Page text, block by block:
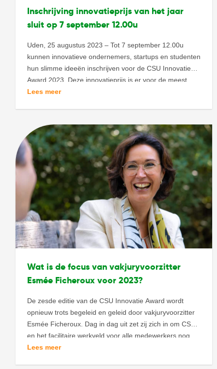
Inschrijving innovatieprijs van het jaar
sluit op 7 september 12.00u
Uden, 25 augustus 2023 – Tot 7 september 12.00u
kunnen innovatieve ondernemers, startups en studenten
hun slimme ideeën inschrijven voor de CSU Innovatie
Award 2023. Deze innovatieprijs is er voor de meest
impactvolle innovatie voor de facilitaire branche, een
Lees meer
Wat is de focus van vakjuryvoorzitter
Esmée Ficheroux voor 2023?
De zesde editie van de CSU Innovatie Award wordt
opnieuw trots begeleid en geleid door vakjuryvoorzitter
Esmée Ficheroux. Dag in dag uit zet zij zich in om CSU
en het facilitaire werkveld voor alle medewerkers nog
schoner, slimmer en duurzamer te maken. Al vijf edities,
Lees meer